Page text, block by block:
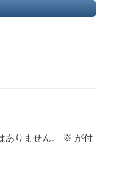
りません。 ※ が付